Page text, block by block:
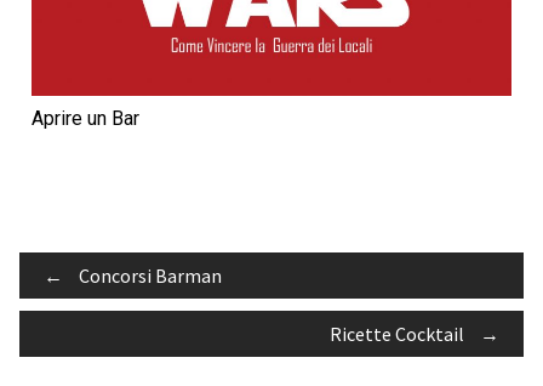
Aprire un Bar
← Concorsi Barman
Ricette Cocktail →